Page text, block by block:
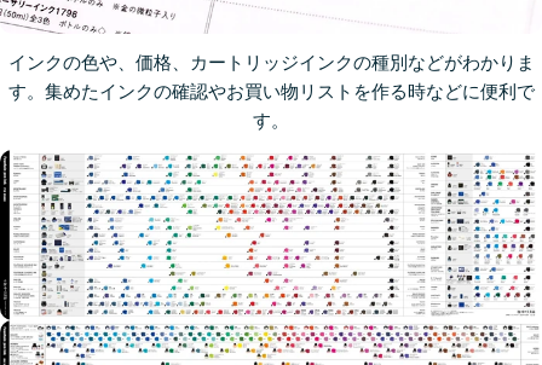
インクの色や、価格、カートリッジインクの種別などがわかりま
す。集めたインクの確認やお買い物リストを作る時などに便利で
す。